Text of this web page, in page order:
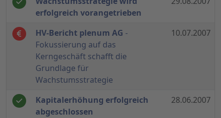
erfolgreich vorangetrieben
HV-Bericht plenum AG -
Fokussierung auf das
Kerngeschäft schafft die
Grundlage für
Wachstumsstrategie
10.07.2007
Kapitalerhöhung erfolgreich
abgeschlossen
28.06.2007